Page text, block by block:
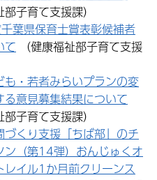
部子育て支援課）
葉県保育士賞表彰候補者
て
も・若者みらいプランの変
る意見募集結果について
部子育て支援課）
づくり支援「ちば部」のチ
ン（第14弾）おんじゅくオ
レイル1か月前クリーンス